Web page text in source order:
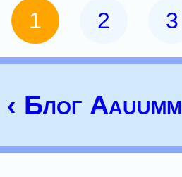
1 2 3
‹ Блог Aauumm